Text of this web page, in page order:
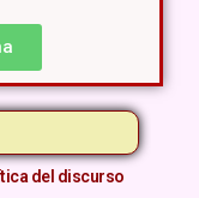
del discurso